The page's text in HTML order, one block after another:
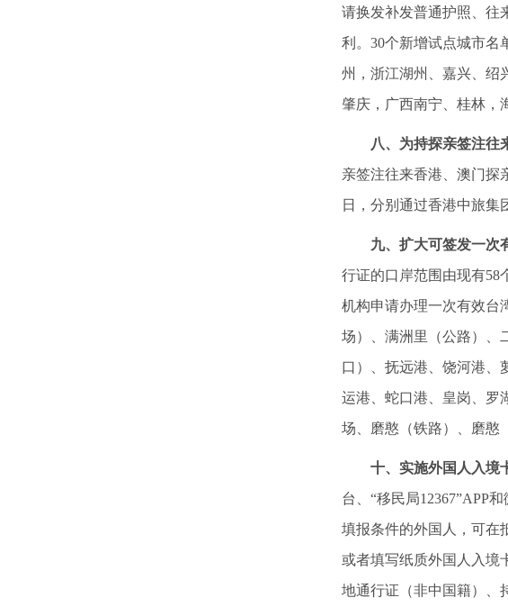
请换发补发普通护照、往
利。30个新增试点城市名
州，浙江湖州、嘉兴、绍
肇庆，广西南宁、桂林，
八、为持探亲签注往
亲签注往来香港、澳门探
日，分别通过香港中旅集
九、扩大可签发一次
行证的口岸范围由现有58
机构申请办理一次有效台
场）、满洲里（公路）、
口）、抚远港、饶河港、
运港、蛇口港、皇岗、罗
场、磨憨（铁路）、磨憨
十、实施外国人入境
台、“移民局12367”APP
填报条件的外国人，可在
或者填写纸质外国人入境
地通行证（非中国籍）、